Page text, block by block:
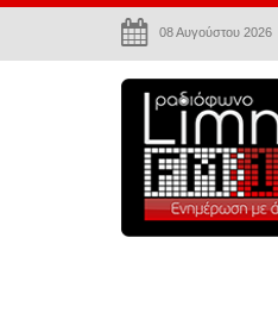
08 Αυγούστου 2026